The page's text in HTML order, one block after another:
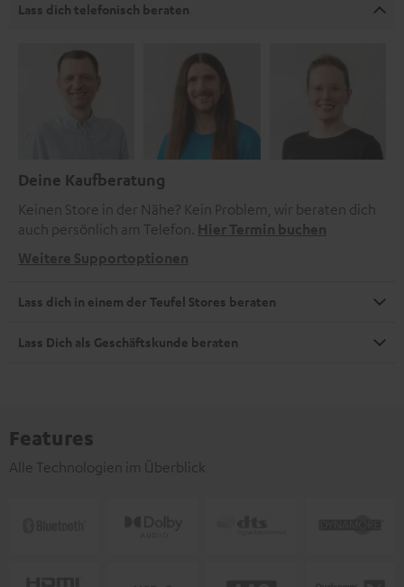
Lass dich telefonisch beraten
Deine Kaufberatung
Keinen Store in der Nähe? Kein Problem, wir beraten dich
auch persönlich am Telefon. Hier Termin buchen
Weitere Supportoptionen
Lass dich in einem der Teufel Stores beraten
Lass Dich als Geschäftskunde beraten
Features
Alle Technologien im Überblick